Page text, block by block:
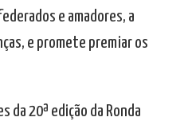
e amadores, a
e promete premiar os
da 20ª edição da Ronda